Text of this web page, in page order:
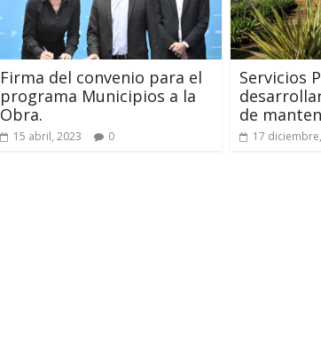
Firma del convenio para el
programa Municipios a la
Obra.
15 abril, 2023 0
Servicios
de
17